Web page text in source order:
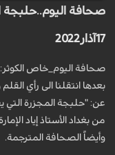
صحافة اليوم..حلبجة
17آذار2022
صحافة اليوم_خاص
بعدها انتقلنا الى رأي
عن: "حلبجة المجزرة التي
من بغداد الأستاذ إياد
وأيضاً الصحافة المترجمة.